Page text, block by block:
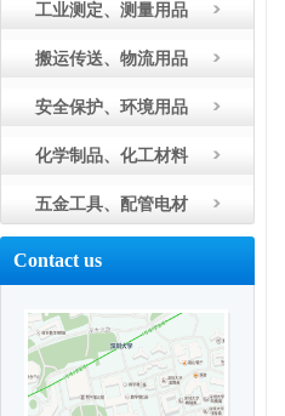
工业测定、测量用品
搬运传送、物流用品
安全保护、环境用品
化学制品、化工材料
五金工具、配管电材
Contact us